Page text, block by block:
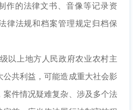
作的法律文书、音像等记录资
律法规和档案管理规定归档保
以上地方人民政府农业农村主
共利益，可能造成重大社会影
案件情况疑难复杂、涉及多个法